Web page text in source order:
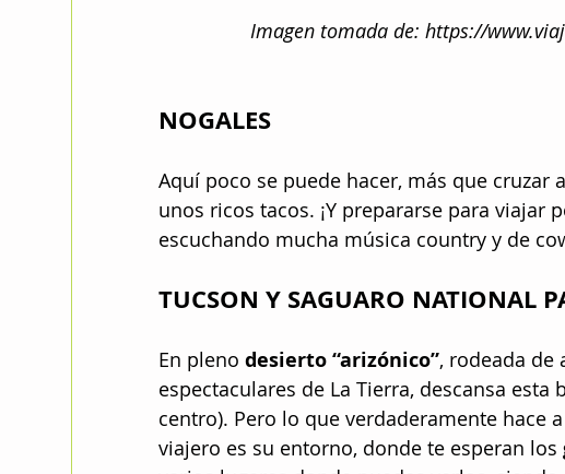
Imagen tomada de: https://
NOGALES
Aquí poco se puede hacer, más que cruzar
unos ricos tacos. ¡Y prepararse para viajar
escuchando mucha música country y de
TUCSON Y SAGUARO NATIONAL
En pleno desierto “arizónico”, rodeada de
espectaculares de La Tierra, descansa
centro). Pero lo que verdaderamente hace
viajero es su entorno, donde te esperan los